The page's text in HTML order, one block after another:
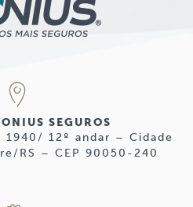
SEGUROS
12º andar – Cidade
RS – CEP 90050-240